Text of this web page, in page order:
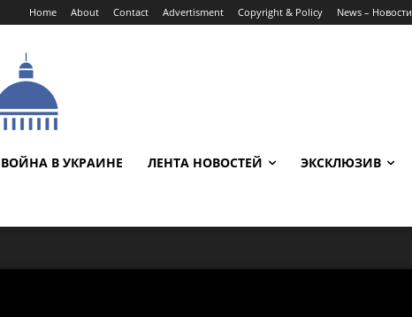
Home About Contact Advertisment Copyright & Policy News – Новости
ВОЙНА В УКРАИНЕ ЛЕНТА НОВОСТЕЙ ЭКСКЛЮЗИВ